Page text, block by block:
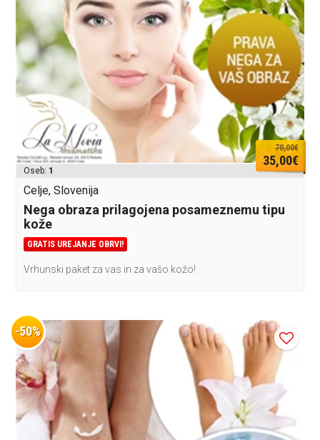
70,00€
35,00€
Oseb: 1
Celje, Slovenija
Nega obraza prilagojena posameznemu tipu
kože
GRATIS UREJANJE OBRVI!
Vrhunski paket za vas in za vašo kožo!
-50%